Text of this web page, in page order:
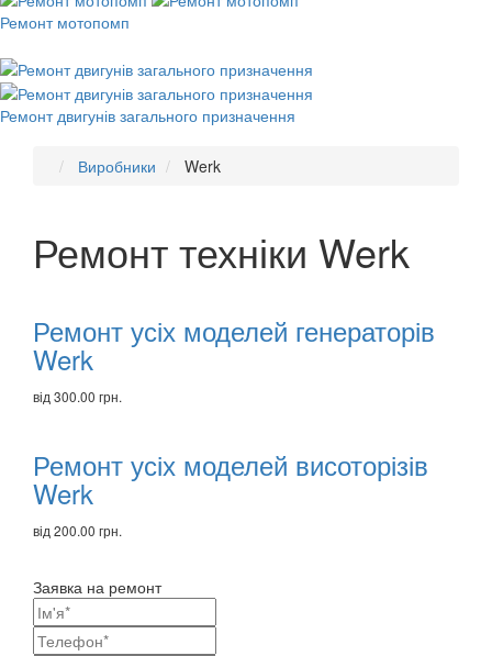
Ремонт мотопомп
Ремонт двигунів загального призначення
Виробники Werk
Ремонт техніки Werk
товари
Ремонт усіх моделей генераторів
Werk
від 300.00 грн.
Ремонт усіх моделей висоторізів
Werk
від 200.00 грн.
Заявка на ремонт
Ваші
контактні